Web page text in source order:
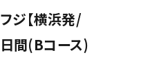
ジ【横浜発/
間(Bコース)